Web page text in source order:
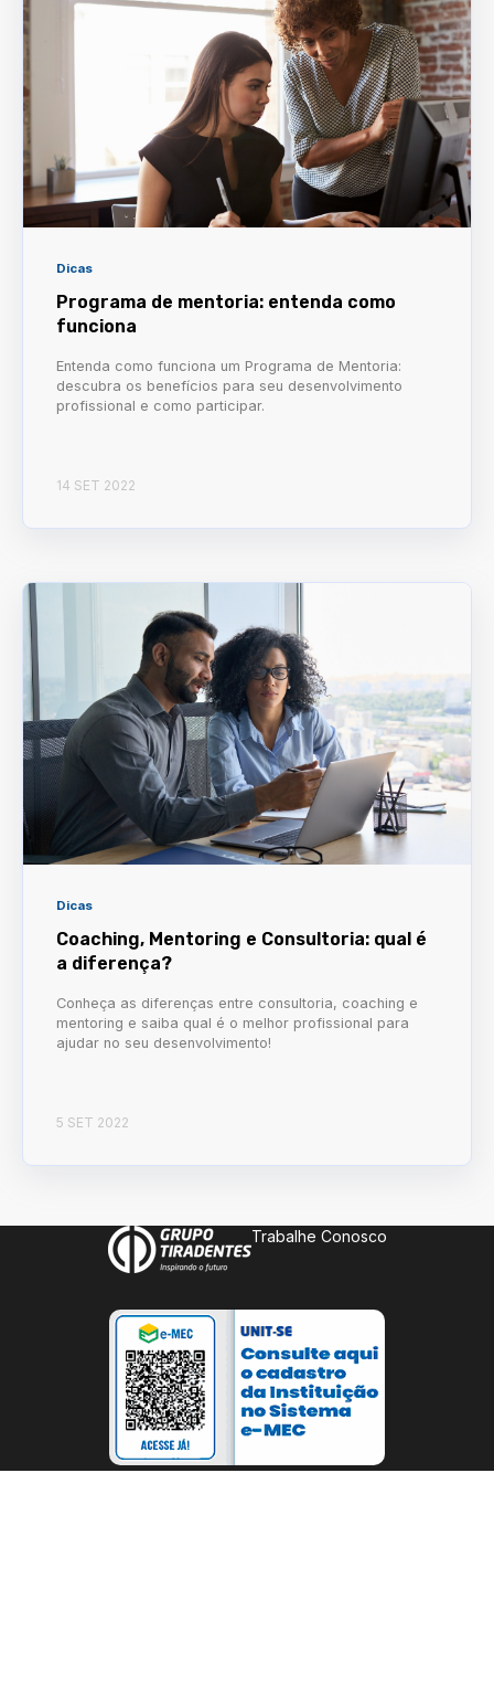
Dicas
Programa de mentoria: entenda como
funciona
Entenda como funciona um Programa de Mentoria:
descubra os benefícios para seu desenvolvimento
profissional e como participar.
14 SET 2022
Dicas
Coaching, Mentoring e Consultoria: qual é
a diferença?
Conheça as diferenças entre consultoria, coaching e
mentoring e saiba qual é o melhor profissional para
ajudar no seu desenvolvimento!
5 SET 2022
Trabalhe Conosco